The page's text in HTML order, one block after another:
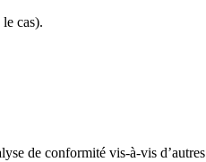
cas).
de conformité vis-à-vis d’autres